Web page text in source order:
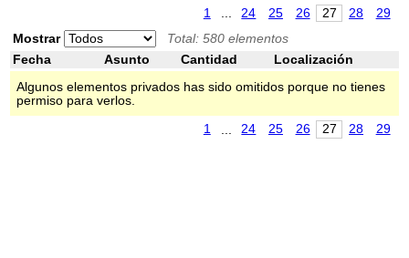
1 24 25 26 27 28
29
Mostrar
Total: 580 elementos
Fecha
Asunto Cantidad
Localización
Algunos elementos privados has sido omitidos porque no tienes
permiso para verlos.
1 24 25 26 27 28 29